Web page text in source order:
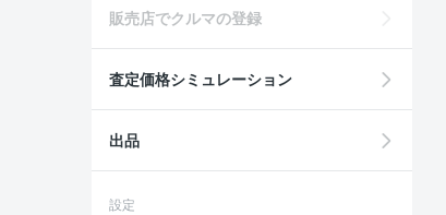
販売店でクルマの登録
査定価格シミュレーション
出品
設定